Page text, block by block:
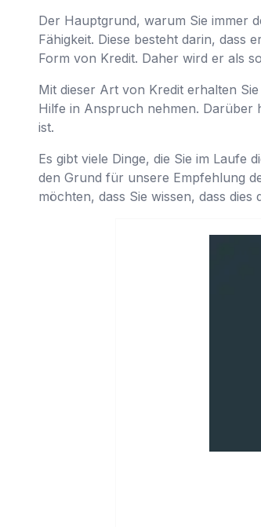
Der Hauptgrund, warum Sie immer
Fähigkeit. Diese besteht darin, dass
Form von Kredit. Daher wird er als
Mit dieser Art von Kredit erhalten
Hilfe in Anspruch nehmen. Darüber
ist.
Es gibt viele Dinge, die Sie im
den Grund für unsere Empfehlung
möchten, dass Sie wissen, dass dies